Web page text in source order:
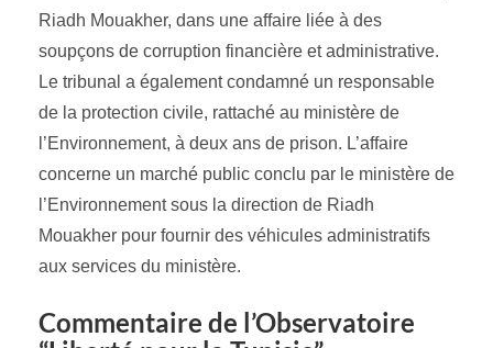
Riadh Mouakher, dans une affaire liée à des
soupçons de corruption financière et administrative.
Le tribunal a également condamné un responsable
de la protection civile, rattaché au ministère de
l’Environnement, à deux ans de prison. L’affaire
concerne un marché public conclu par le ministère de
l’Environnement sous la direction de Riadh
Mouakher pour fournir des véhicules administratifs
aux services du ministère.
Commentaire de l’Observatoire